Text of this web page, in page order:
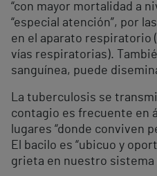
“con mayor mortalidad a
“especial atención”, por
en el aparato respiratorio
vías respiratorias).
sanguínea, puede
La tuberculosis se
contagio es frecuente en
lugares “donde conviven
El bacilo es “ubicuo y
grieta en nuestro sistema